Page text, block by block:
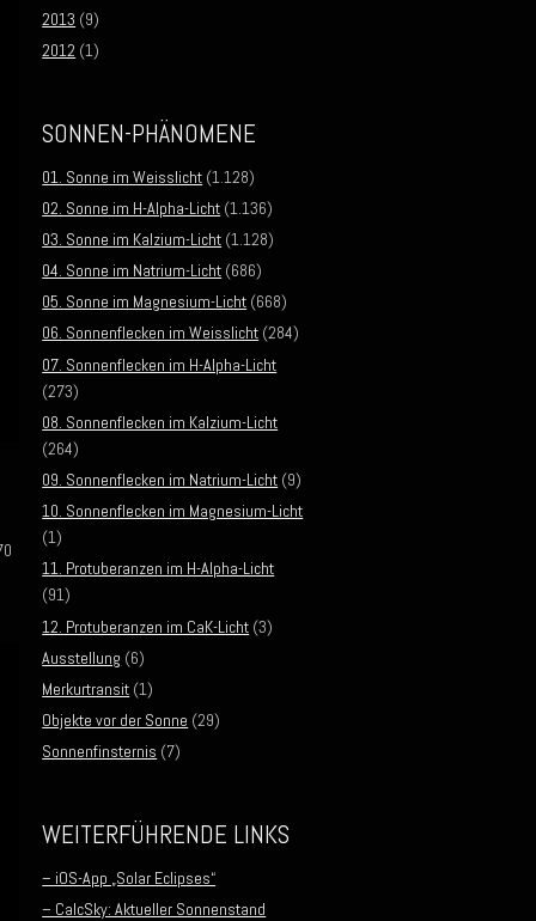
2013 (9)
2012 (1)
SONNEN-PHÄNOMENE
01. Sonne im Weisslicht (1.128)
02. Sonne im H-Alpha-Licht (1.136)
03. Sonne im Kalzium-Licht (1.128)
04. Sonne im Natrium-Licht (686)
05. Sonne im Magnesium-Licht (668)
06. Sonnenflecken im Weisslicht (284)
07. Sonnenflecken im H-Alpha-Licht
(273)
08. Sonnenflecken im Kalzium-Licht
(264)
09. Sonnenflecken im Natrium-Licht (9)
10. Sonnenflecken im Magnesium-Licht
(1)
11. Protuberanzen im H-Alpha-Licht
(91)
12. Protuberanzen im CaK-Licht (3)
Ausstellung (6)
Merkurtransit (1)
Objekte vor der Sonne (29)
Sonnenfinsternis (7)
WEITERFÜHRENDE LINKS
– iOS-App „Solar Eclipses“
– CalcSky: Aktueller Sonnenstand